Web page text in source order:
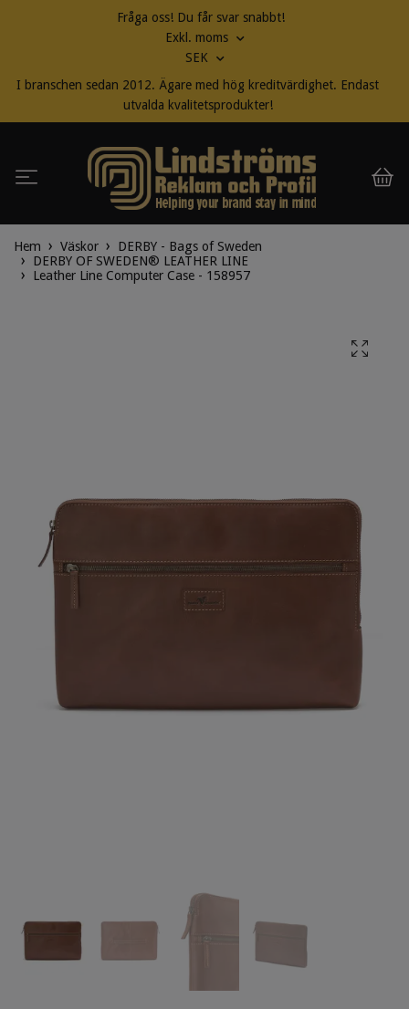
Fråga oss! Du får svar snabbt!
Exkl. moms
SEK
I branschen sedan 2012. Ägare med hög kreditvärdighet. Endast
utvalda kvalitetsprodukter!
Hem Väskor
DERBY - Bags of Sweden
DERBY OF SWEDEN® LEATHER LINE
Leather Line Computer Case - 158957